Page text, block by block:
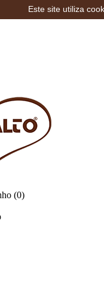
(0)
Este site utiliza